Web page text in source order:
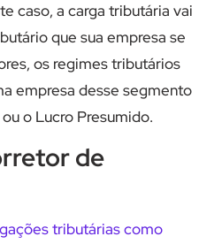
caso, a carga tributária vai
que sua empresa se
os regimes tributários
empresa desse segmento
o Lucro Presumido.
de
tributárias como